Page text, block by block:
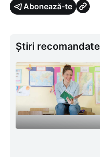
Abonează-te
Știri recomandate